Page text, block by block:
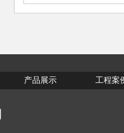
产品展示 工程案